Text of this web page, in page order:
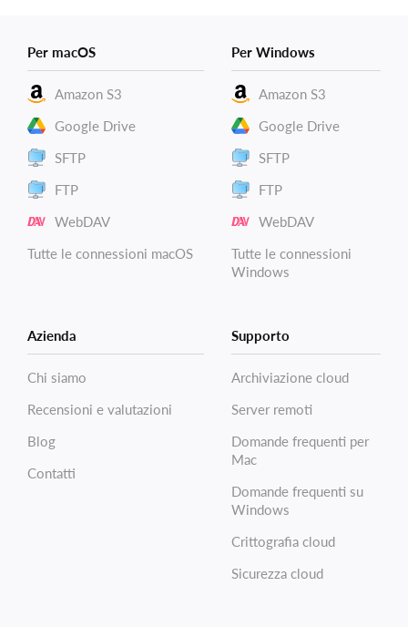
Per macOS
Amazon S3
Google Drive
SFTP
FTP
WebDAV
Tutte le connessioni macOS
Per Windows
Amazon S3
Google Drive
SFTP
FTP
WebDAV
Tutte le connessioni
Windows
Azienda
Chi siamo
Recensioni e valutazioni
Blog
Contatti
Supporto
Archiviazione cloud
Server remoti
Domande frequenti per
Mac
Domande frequenti su
Windows
Crittografia cloud
Sicurezza cloud